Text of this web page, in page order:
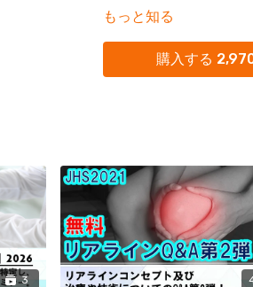
３．対象： 診療や職員同
様々なコミュニケーショ
使ったら良いか悩んでいる
情報提供をします。
※これらのスキルについ
ているのかを解説し、皆
なると考えています。
もっと知る
購入する
3